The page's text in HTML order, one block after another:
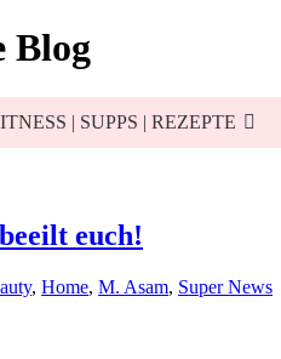
Blog
| SUPPS | REZEPTE
euch!
, Home, M. Asam, Super News